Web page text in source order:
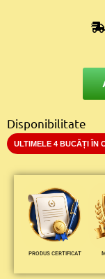
Disponibilitate
ULTIMELE 4 BUCĂȚI ÎN
PRODUS CERTIFICAT